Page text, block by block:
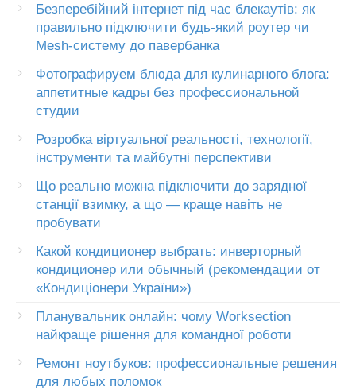
Безперебійний інтернет під час блекаутів: як
правильно підключити будь-який роутер чи
Mesh-систему до павербанка
Фотографируем блюда для кулинарного блога:
аппетитные кадры без профессиональной
студии
Розробка віртуальної реальності, технології,
інструменти та майбутні перспективи
Що реально можна підключити до зарядної
станції взимку, а що — краще навіть не
пробувати
Какой кондиционер выбрать: инверторный
кондиционер или обычный (рекомендации от
«Кондиціонери України»)
Планувальник онлайн: чому Worksection
найкраще рішення для командної роботи
Ремонт ноутбуков: профессиональные решения
для любых поломок